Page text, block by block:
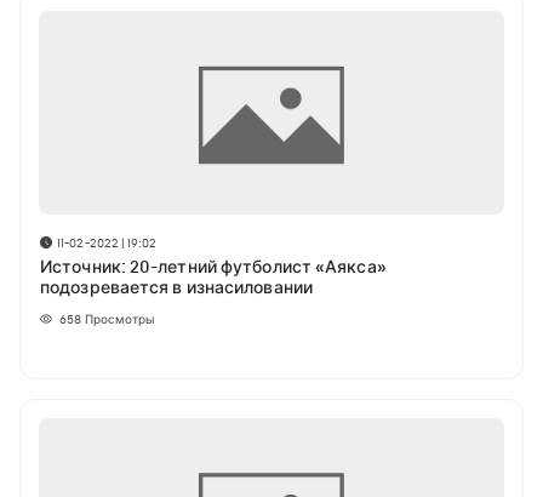
11-02-2022 | 19:02
Источник: 20-летний футболист «Аякса»
подозревается в изнасиловании
658 Просмотры